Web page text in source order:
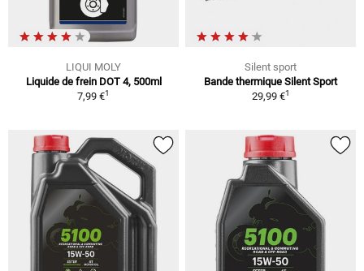
LIQUI MOLY
Liquide de frein DOT 4, 500ml
7,99 €1
Silent sport
Bande thermique Silent Sport
29,99 €1